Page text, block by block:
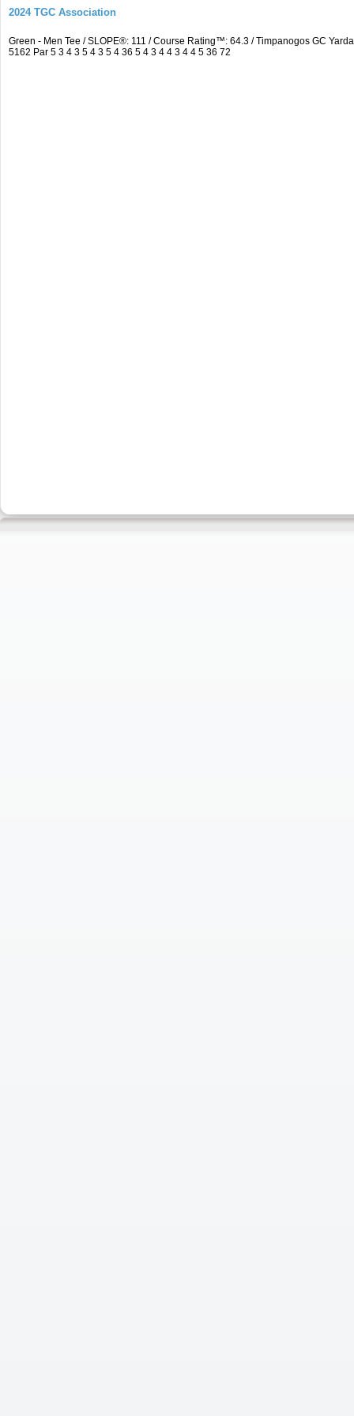
2024 TGC Association
Green - Men Tee / SLOPE®: 111 / Course Rating™: 64.3 / Timpanogos GC
5162 Par 5 3 4 3 5 4 3 5 4 36 5 4 3 4 4 3 4 4 5 36 72